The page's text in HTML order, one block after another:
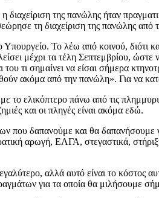
διαχείριση της πανώλης ήταν
τη διαχείριση της πανώλης
Το λέω από κοινού, διότι
μέχρι τα τέλη Σεπτεμβρίου,
τι σημαίνει να είσαι σήμερα
ακόμα από την πανώλη». Για να
ελικόπτερο πάνω από τις
και οι πληγές είναι ακόμα εδώ.
που δαπανούμε και θα δαπανήσουμε
αρωγή, ΕΛΓΑ, στεγαστικά,
αλλά αυτό είναι το
για τα οποία θα μιλήσουμε